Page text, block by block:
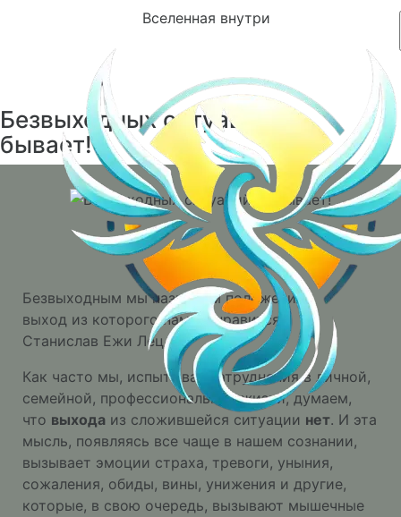
Вселенная внутри
Безвыходных ситуаций не
бывает!
Безвыходным мы называем положение,
выход из которого нам не нравится.
Станислав Ежи Лец
Как часто мы, испытывая затруднения в личной,
семейной, профессиональной жизни, думаем,
что выхода из сложившейся ситуации нет. И эта
мысль, появляясь все чаще в нашем сознании,
вызывает эмоции страха, тревоги, уныния,
сожаления, обиды, вины, унижения и другие,
которые, в свою очередь, вызывают мышечные